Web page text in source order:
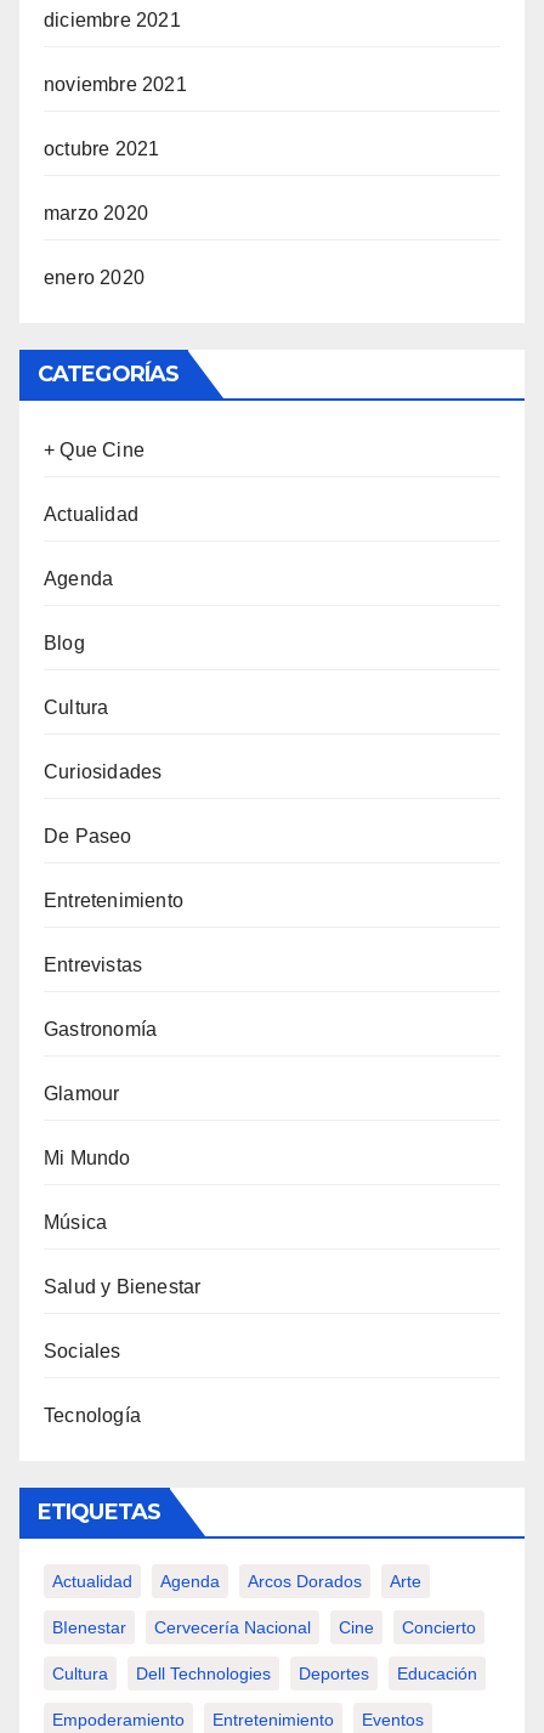
diciembre 2021
noviembre 2021
octubre 2021
marzo 2020
enero 2020
CATEGORÍAS
+ Que Cine
Actualidad
Agenda
Blog
Cultura
Curiosidades
De Paseo
Entretenimiento
Entrevistas
Gastronomía
Glamour
Mi Mundo
Música
Salud y Bienestar
Sociales
Tecnología
ETIQUETAS
Actualidad Agenda Arcos Dorados Arte
BIenestar Cervecería Nacional Cine Concierto
Cultura Dell Technologies Deportes Educación
Empoderamiento Entretenimiento Eventos